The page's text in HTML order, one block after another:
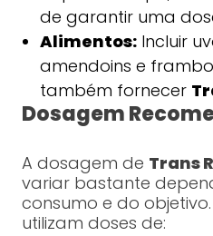
de garantir uma
Alimentos:Incluir
amendoins e
também fornecer
Dosagem
A dosagem de Trans
variar bastante
consumo e do
utilizam doses de: